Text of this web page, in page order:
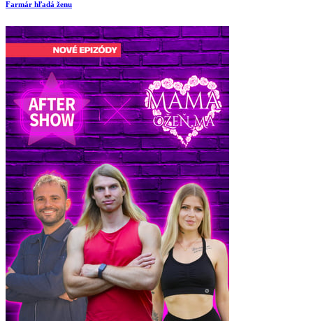
Farmár hľadá ženu